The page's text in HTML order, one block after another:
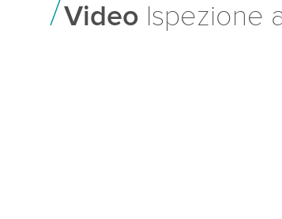
Video Ispezione